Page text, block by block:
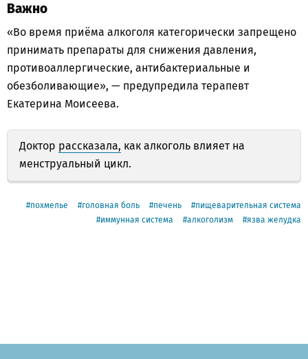
Важно
«Во время приёма алкоголя категорически запрещено
принимать препараты для снижения давления,
противоаллергические, антибактериальные и
обезболивающие», — предупредила терапевт
Екатерина Моисеева.
Доктор рассказала, как алкоголь влияет на
менструальный цикл.
похмелье головная боль печень
пищеварительная система
иммунная система
алкоголизм язва желудка